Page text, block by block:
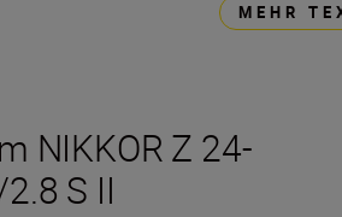
MEHR
NIKKOR Z 24-
S II